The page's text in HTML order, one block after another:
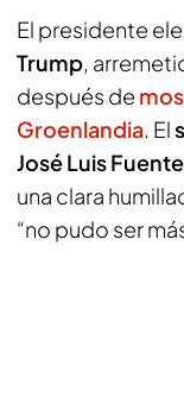
El presidente
Trump,
después de
Groenlandia. El
José Luis
una clara
“no pudo ser